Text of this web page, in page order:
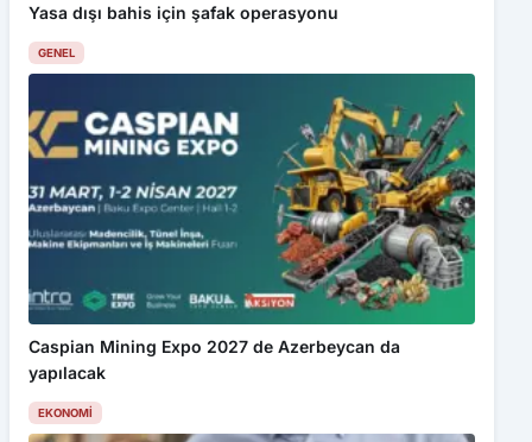
Yasa dışı bahis için şafak operasyonu
GENEL
Caspian Mining Expo 2027 de Azerbeycan da
yapılacak
EKONOMI